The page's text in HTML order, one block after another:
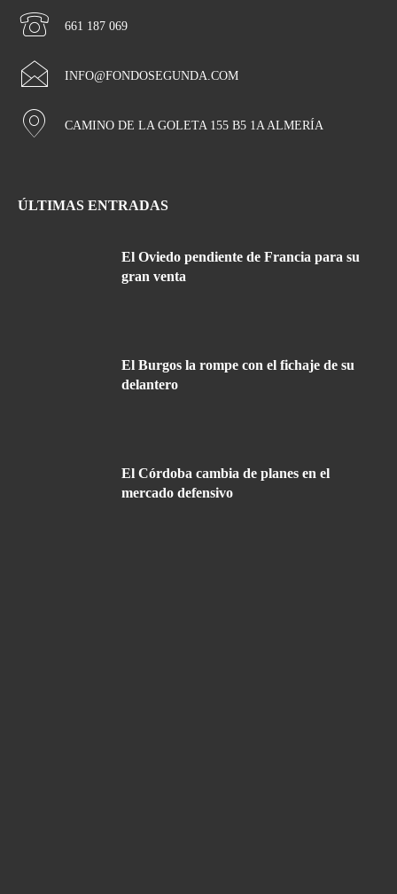
661 187 069
INFO@FONDOSEGUNDA.COM
CAMINO DE LA GOLETA 155 B5 1A ALMERÍA
ÚLTIMAS ENTRADAS
El Oviedo pendiente de Francia para su
gran venta
El Burgos la rompe con el fichaje de su
delantero
El Córdoba cambia de planes en el
mercado defensivo